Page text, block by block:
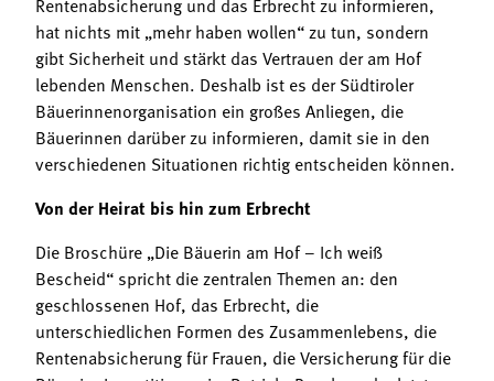
hat nichts mit „mehr haben wollen“ zu tun, sondern
gibt Sicherheit und stärkt das Vertrauen der am Hof
lebenden Menschen. Deshalb ist es der Südtiroler
Bäuerinnenorganisation ein großes Anliegen, die
Bäuerinnen darüber zu informieren, damit sie in den
verschiedenen Situationen richtig entscheiden können.
Von der Heirat bis hin zum Erbrecht
Die Broschüre „Die Bäuerin am Hof – Ich weiß
Bescheid“ spricht die zentralen Themen an: den
geschlossenen Hof, das Erbrecht, die
unterschiedlichen Formen des Zusammenlebens, die
Rentenabsicherung für Frauen, die Versicherung für die